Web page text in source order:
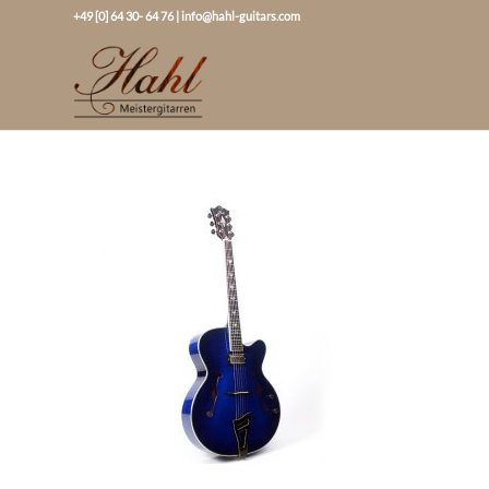
+49 [0] 64 30- 64 76|info@hahl-guitars.com